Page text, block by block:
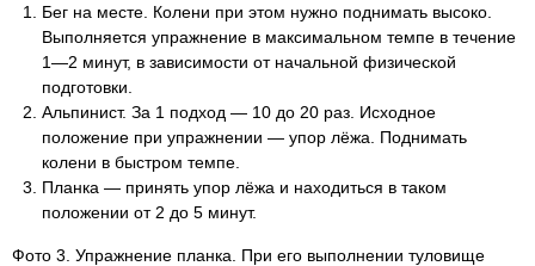
Бег на месте. Колени при этом нужно поднимать высоко.
Выполняется упражнение в максимальном темпе в течение
1—2 минут, в зависимости от начальной физической
подготовки.
Альпинист. За 1 подход — 10 до 20 раз. Исходное
положение при упражнении — упор лёжа. Поднимать
колени в быстром темпе.
Планка — принять упор лёжа и находиться в таком
положении от 2 до 5 минут.
Фото 3. Упражнение планка. При его выполнении туловище